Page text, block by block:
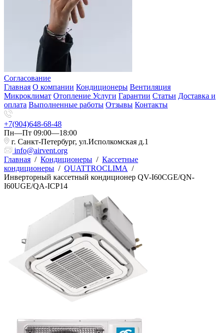
Согласование
Главная О компании Кондиционеры Вентиляция
Микроклимат Отопление Услуги Гарантии Статьи Доставка и
оплата Выполненные работы Отзывы Контакты
+7(904)648-68-48
Пн—Пт 09:00—18:00
г. Санкт-Петербург, ул.Исполкомская д.1
info@airvent.org
Главная / Кондиционеры / Кассетные
кондиционеры / QUATTROCLIMA /
Инверторный кассетный кондиционер QV-I60CGE/QN-
I60UGE/QA-ICP14